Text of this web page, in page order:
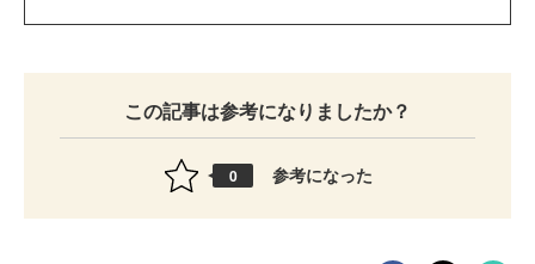
この記事は参考になりましたか？
0 参考になった